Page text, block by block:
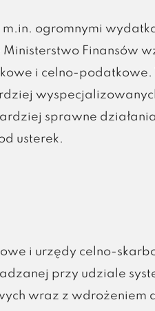
ogromnymi
Finansów
i celno-
sprawne
usterek.
i urzędy celno-
przy udziale
wraz z wdrożeniem